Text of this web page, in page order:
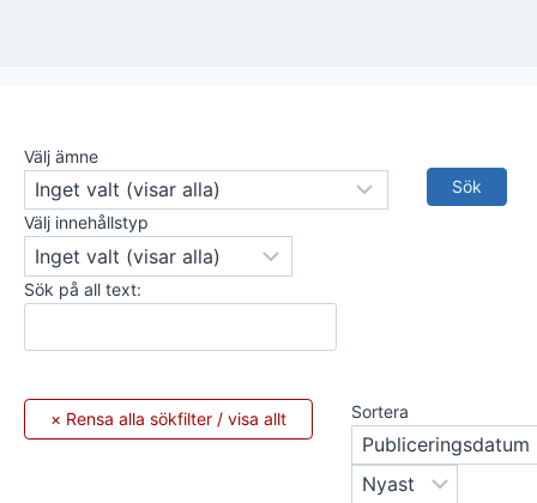
Välj ämne
Välj innehållstyp
Sök på all text:
Sortera